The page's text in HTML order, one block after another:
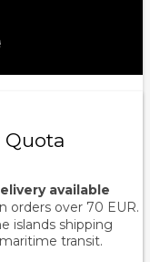
Quota
available
orders over 70 EUR.
islands shipping
transit.